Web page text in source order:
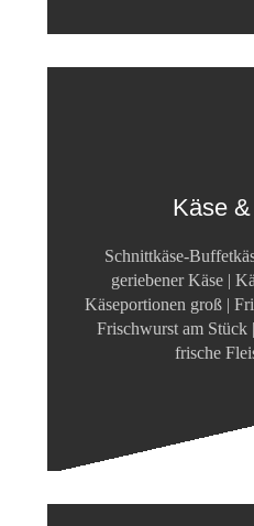
Käse
Schnittkäse-
geriebener Käse |
Käseportionen groß |
Frischwurst am Stück
frische